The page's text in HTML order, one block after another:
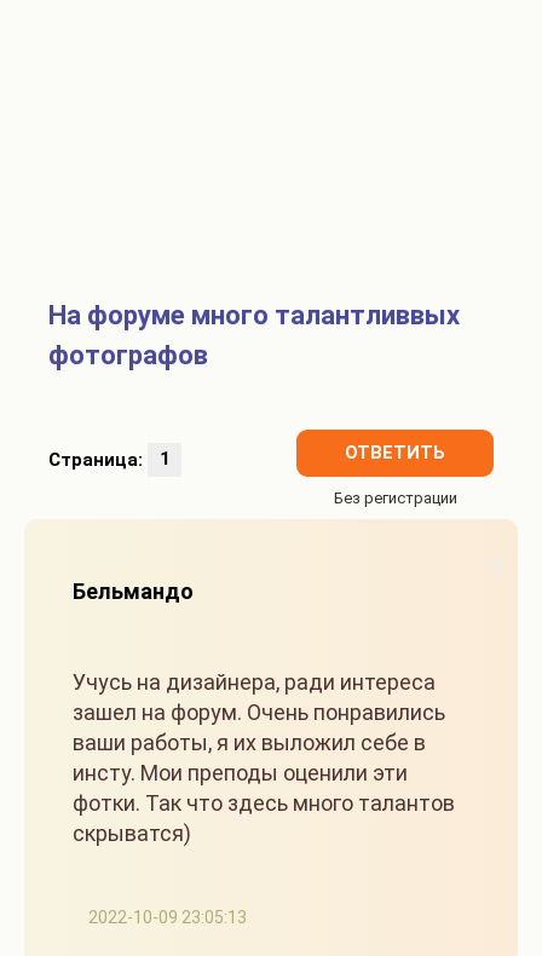
На форуме много талантливвых
фотографов
Страница: 1 ОТВЕТИТЬ
2022-10-09 23:05:13
Бельмандо
Учусь на дизайнера, ради интереса
зашел на форум. Очень понравились
ваши работы, я их выложил себе в
инсту. Мои преподы оценили эти
фотки. Так что здесь много талантов
скрыватся)